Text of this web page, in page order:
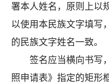
署本人姓名，原则上以
以使用本民族文字填写
的民族文字姓名一致。
签名应当横向书写，
照申请表》指定的矩形